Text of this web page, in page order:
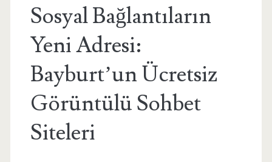
Sosyal Bağlantıların
Yeni Adresi:
Bayburt’un Ücretsiz
Görüntülü Sohbet
Siteleri